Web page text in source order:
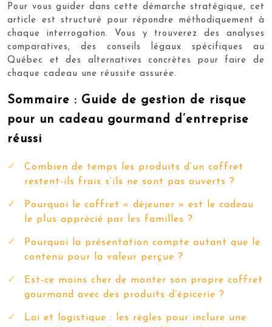
Pour vous guider dans cette démarche stratégique, cet
article est structuré pour répondre méthodiquement à
chaque interrogation. Vous y trouverez des analyses
comparatives, des conseils légaux spécifiques au
Québec et des alternatives concrètes pour faire de
chaque cadeau une réussite assurée.
Sommaire : Guide de gestion de risque
pour un cadeau gourmand d’entreprise
réussi
Combien de temps les produits d’un coffret
restent-ils frais s’ils ne sont pas ouverts ?
Pourquoi le coffret « déjeuner » est le cadeau
le plus apprécié par les familles ?
Pourquoi la présentation compte autant que le
contenu pour la valeur perçue ?
Est-ce moins cher de monter son propre coffret
gourmand avec des produits d’épicerie ?
Loi et logistique : les règles pour inclure une